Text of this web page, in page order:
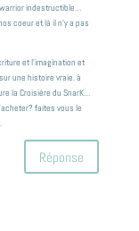
indestructible…
coeur et là il n’y a pas
et l’imagination et
une histoire vraie. à
la Croisière du SnarK…
faites vous le
Réponse